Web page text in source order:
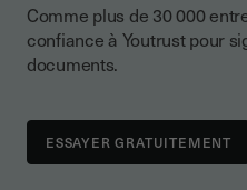
Comme plus de 30 000
confiance à Youtrust pour
documents.